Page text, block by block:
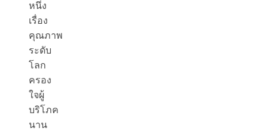
หนึ่ง
เรื่อง
คุณภาพ
ระดับ
โลก
ครอง
ใจผู้
บริโภค
นาน